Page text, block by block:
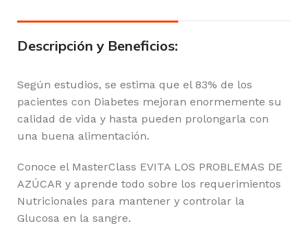
Descripción y Beneficios:
Según estudios, se estima que el 83% de los
pacientes con Diabetes mejoran enormemente su
calidad de vida y hasta pueden prolongarla con
una buena alimentación.
Conoce el MasterClass EVITA LOS PROBLEMAS DE
AZÚCAR y aprende todo sobre los requerimientos
Nutricionales para mantener y controlar la
Glucosa en la sangre.